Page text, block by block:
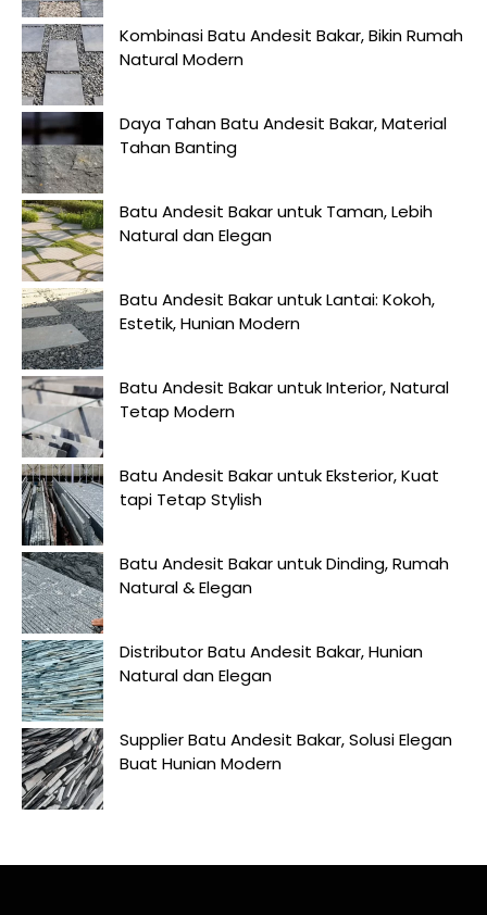
Kombinasi Batu Andesit Bakar, Bikin Rumah
Natural Modern
Daya Tahan Batu Andesit Bakar, Material
Tahan Banting
Batu Andesit Bakar untuk Taman, Lebih
Natural dan Elegan
Batu Andesit Bakar untuk Lantai: Kokoh,
Estetik, Hunian Modern
Batu Andesit Bakar untuk Interior, Natural
Tetap Modern
Batu Andesit Bakar untuk Eksterior, Kuat
tapi Tetap Stylish
Batu Andesit Bakar untuk Dinding, Rumah
Natural & Elegan
Distributor Batu Andesit Bakar, Hunian
Natural dan Elegan
Supplier Batu Andesit Bakar, Solusi Elegan
Buat Hunian Modern